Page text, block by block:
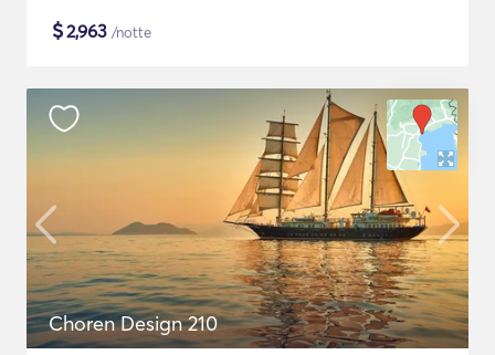
$2,963 /notte
Choren Design 210